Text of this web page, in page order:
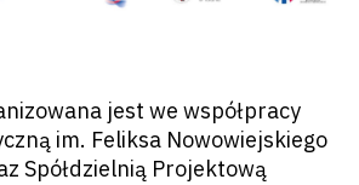
jest we współpracy
im. Feliksa Nowowiejskiego
Spółdzielnią Projektową